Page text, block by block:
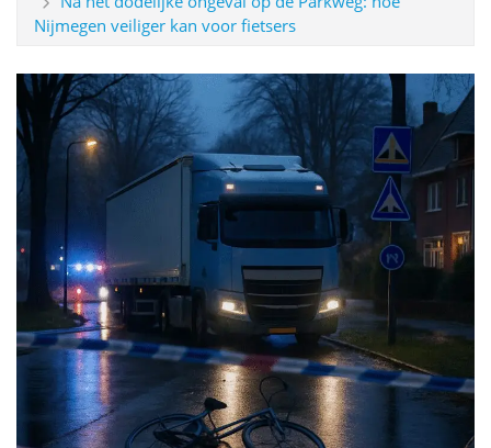
Nijmegen veiliger kan voor fietsers